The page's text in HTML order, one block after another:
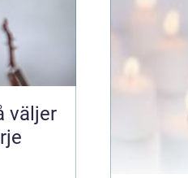
komma
kraven på